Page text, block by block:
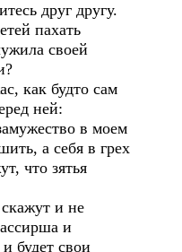
друг другу.
пахать
своей
как будто сам
ней:
в моем
а себя в грех
что зятья
и не
и
будет свои